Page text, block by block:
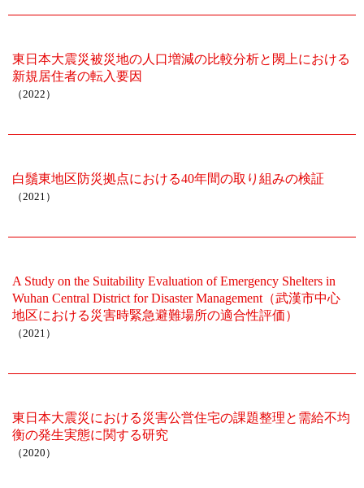
東日本大震災被災地の人口増減の比較分析と閖上における
新規居住者の転入要因
（2022）
白鬚東地区防災拠点における40年間の取り組みの検証
（2021）
A Study on the Suitability Evaluation of Emergency Shelters in
Wuhan Central District for Disaster Management（武漢市中心
地区における災害時緊急避難場所の適合性評価）
（2021）
東日本大震災における災害公営住宅の課題整理と需給不均
衡の発生実態に関する研究
（2020）